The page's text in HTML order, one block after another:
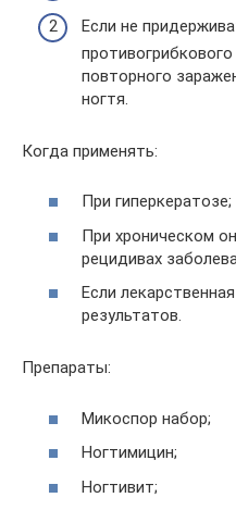
Если не
повторного
ногтя.
Когда применять:
При гиперкератозе;
При хроническом
рецидивах
Если
результатов.
Препараты:
Микоспор набор;
Ногтимицин;
Ногтивит;